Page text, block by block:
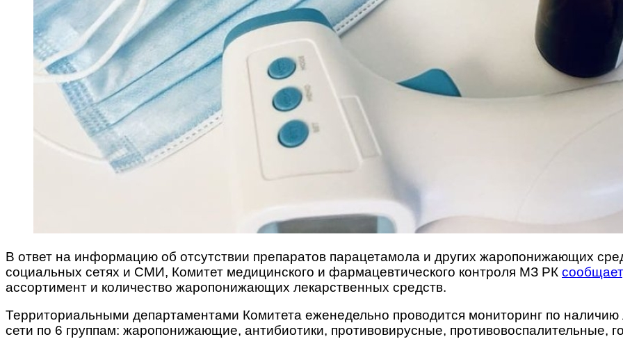
В ответ на информацию об отсутствии препаратов парацетамола и других жаропонижающих
социальных сетях и СМИ, Комитет медицинского и фармацевтического контроля МЗ РК сообщает
ассортимент и количество жаропонижающих лекарственных средств.
Территориальными департаментами Комитета еженедельно проводится мониторинг по наличию
сети по 6 группам: жаропонижающие, антибиотики, противовирусные, противовоспалительные,